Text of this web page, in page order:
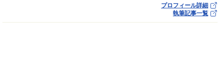
プロフィール詳細
執筆記事一覧